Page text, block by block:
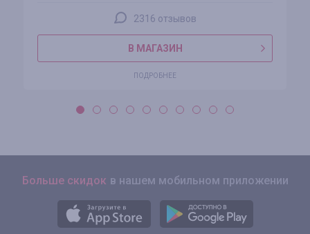
2316 отзывов
В МАГАЗИН
ПОДРОБНЕЕ
Больше скидок в нашем мобильном приложении